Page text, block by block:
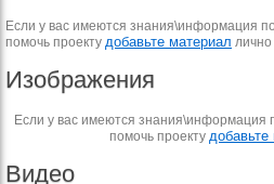
Если у вас имеются знания\информация
помочь проекту добавьте материал лично
Изображения
Если у вас имеются знания\информация
помочь проекту добавьте
Видео